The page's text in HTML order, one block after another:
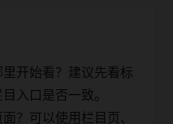
开始看？建议先看标
入口是否一致。
？可以使用栏目页、